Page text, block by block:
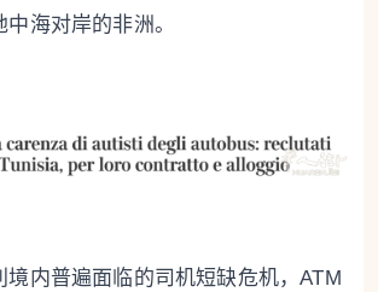
海对岸的非洲。
境内普遍面临的司机短缺危机，ATM